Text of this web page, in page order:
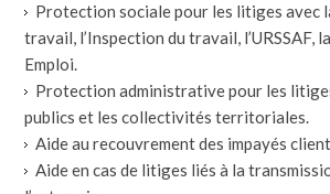
Protection sociale pour les litiges avec
travail, l’Inspection du travail, l’URSSAF,
Emploi.
Protection administrative pour les
publics et les collectivités territoriales.
Aide au recouvrement des impayés
Aide en cas de litiges liés à la